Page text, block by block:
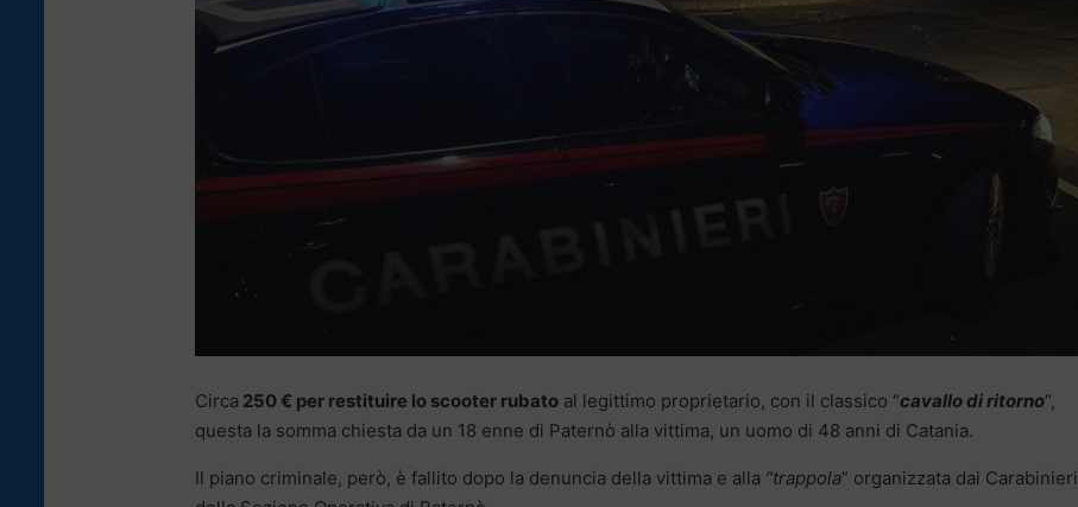
Circa 250 € per restituire lo scooter rubato al legittimo proprietario, con il classico “cavallo di ritorno”,
questa la somma chiesta da un 18 enne di Paternò alla vittima, un uomo di 48 anni di Catania.
Il piano criminale, però, è fallito dopo la denuncia della vittima e alla “trappola” organizzata dai Carabinieri